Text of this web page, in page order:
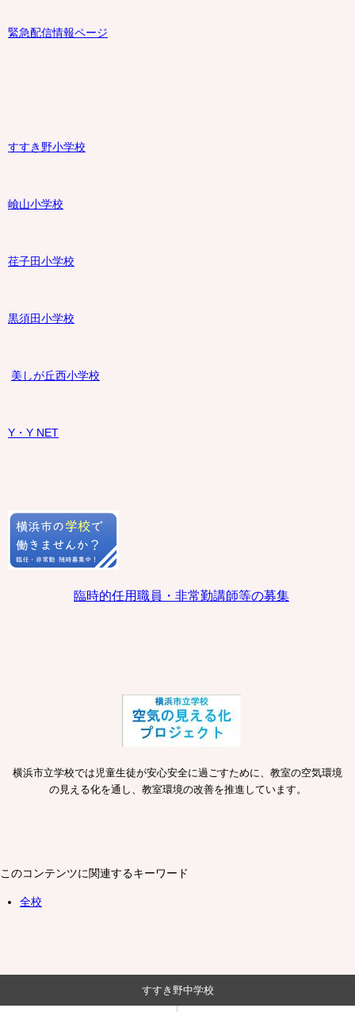
緊急配信情報ページ
すすき野小学校
嶮山小学校
荏子田小学校
黒須田小学校
美しが丘西小学校
Y・Y NET
臨時的任用職員・非常勤講師等の募集
横浜市立学校では児童生徒が安心安全に過ごすために、教室の空気環境
の見える化を通し、教室環境の改善を推進しています。
このコンテンツに関連するキーワード
全校
すすき野中学校